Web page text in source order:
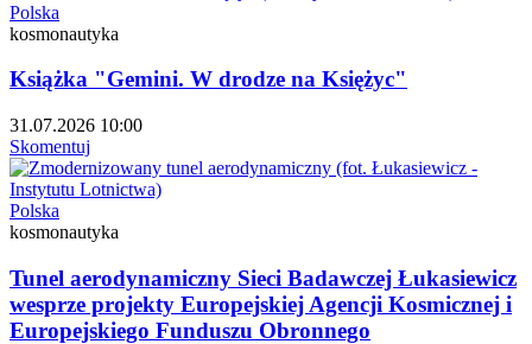
Polska
kosmonautyka
Książka "Gemini. W drodze na Księżyc"
31.07.2026 10:00
Skomentuj
Polska
kosmonautyka
Tunel aerodynamiczny Sieci Badawczej Łukasiewicz
wesprze projekty Europejskiej Agencji Kosmicznej i
Europejskiego Funduszu Obronnego